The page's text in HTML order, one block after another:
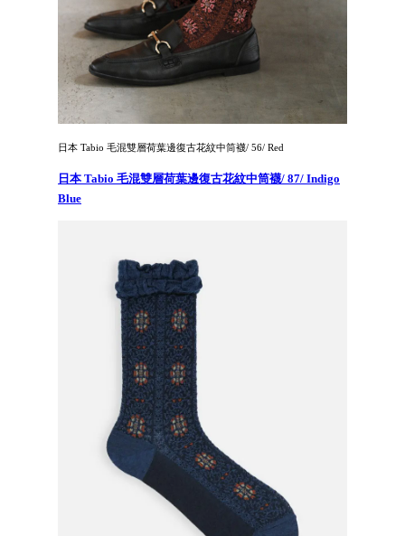
日本 Tabio 毛混雙層荷葉邊復古花紋中筒襪/ 56/ Red
日本 Tabio 毛混雙層荷葉邊復古花紋中筒襪/ 87/ Indigo
Blue